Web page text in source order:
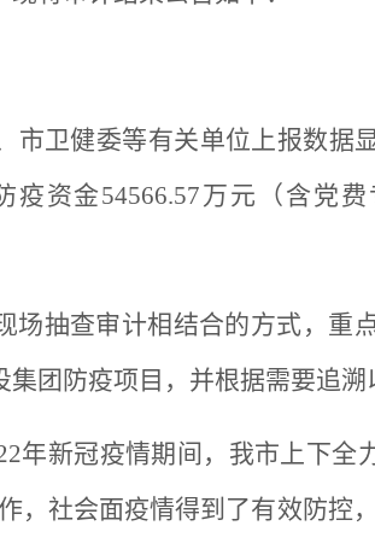
市卫健委等有关单位上报数据
资金54566.57万元（含党
场抽查审计相结合的方式，重
团防疫项目，并根据需要追溯
年新冠疫情期间，我市上下
，社会面疫情得到了有效防控